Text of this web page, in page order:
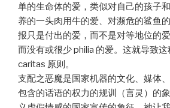
单的生命体的爱，类似对自己的孩子
养的一头肉用牛的爱、对濒危的鲨鱼
报只是付出的爱，而不是对等地位的
而没有或很少 philia 的爱。这就导致
caritas 原则。
支配之恶魔是国家机器的文化、媒体
包含的话语的权力的规训（言灵）的